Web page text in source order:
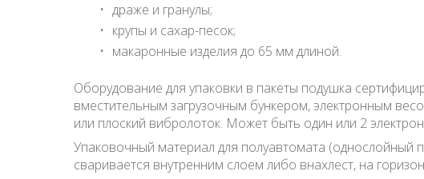
драже и гранулы;
крупы и сахар-песок;
макаронные изделия до 65 мм длиной.
Оборудование для упаковки в пакеты подушка
вместительным загрузочным бункером, электронным
или плоский вибролоток. Может быть один или 2
Упаковочный материал для полуавтомата
сваривается внутренним слоем либо внахлест, на